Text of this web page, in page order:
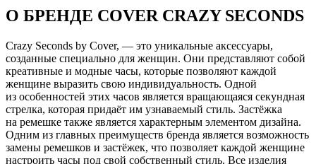
О БРЕНДЕ COVER CRAZY SECONDS
Crazy Seconds by Cover, — это уникальные аксессуары,
созданные специально для женщин. Они представляют собой
креативные и модные часы, которые позволяют каждой
женщине выразить свою индивидуальность. Одной
из особенностей этих часов является вращающаяся секундная
стрелка, которая придаёт им узнаваемый стиль. Застёжка
на ремешке также является характерным элементом дизайна.
Одним из главных преимуществ бренда является возможность
замены ремешков и застёжек, что позволяет каждой женщине
настроить часы под свой собственный стиль. Все изделия